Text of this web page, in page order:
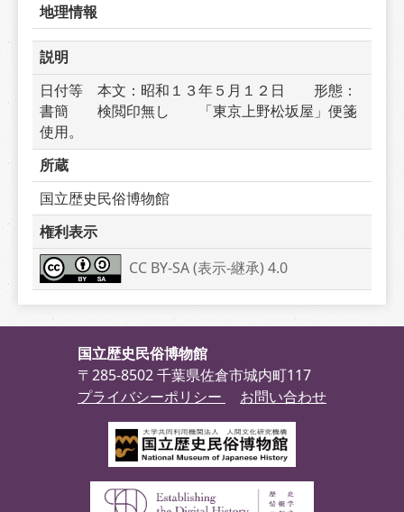
地理情報
説明
日付等　本文：昭和１３年５月１２日　　形態：
書簡　　検閲印無し　　「東京上野松坂屋」便箋
使用。
所蔵
国立歴史民俗博物館
権利表示
CC BY-SA (表示-継承) 4.0
国立歴史民俗博物館
〒285-8502 千葉県佐倉市城内町117
プライバシーポリシー
お問い合わせ